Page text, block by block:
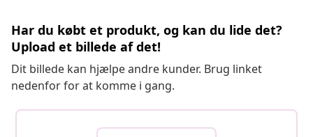
Har du købt et produkt, og kan du lide det?
Upload et billede af det!
Dit billede kan hjælpe andre kunder. Brug linket
nedenfor for at komme i gang.